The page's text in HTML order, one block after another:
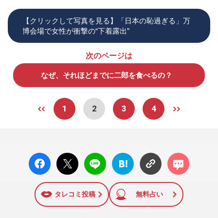
【クリックして写真を見る】「日本の恥過ぎる」万
博会場で女性が衝撃の“下着露出”
次のページは
なぜ、それほどまでに二郎を食べるの？
1 2 3 4
facebo
ok い
X ポス
ト
LINE
はてな
ブック
に追加
コメン
ト
タレコミ投稿 無料占い